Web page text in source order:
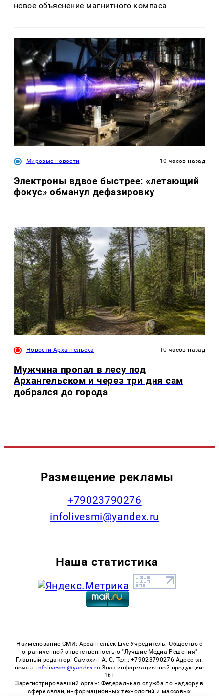
новое объяснение магнитного компаса
Мировые новости 10 часов назад
Электроны вдвое быстрее: «летающий
фокус» обманул дефазировку
Новости Архангельска 10 часов назад
Мужчина пропал в лесу под
Архангельском и через три дня сам
добрался до города
Размещение рекламы
+79023790276
infolivesmi@yandex.ru
Наша статистика
Наименование СМИ: Архангельск Live Учредитель: Общество с
ограниченной ответственностью "Лучшие Медиа Решения"
Главный редактор: Самохин А. С. Тел.: +79023790276 Адрес эл.
почты: infolivesmi@yandex.ru Знак информационной продукции:
16+
Зарегистрировавший орган: Федеральная служба по надзору в
сфере связи, информационных технологий и массовых